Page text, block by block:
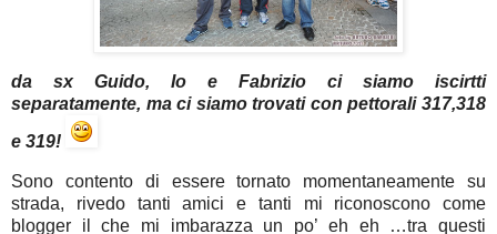
da sx Guido, Io e Fabrizio ci siamo iscirtti
separatamente, ma ci siamo trovati con pettorali 317,318
e 319!
Sono contento di essere tornato momentaneamente su
strada, rivedo tanti amici e tanti mi riconoscono come
blogger il che mi imbarazza un po’ eh eh …tra questi